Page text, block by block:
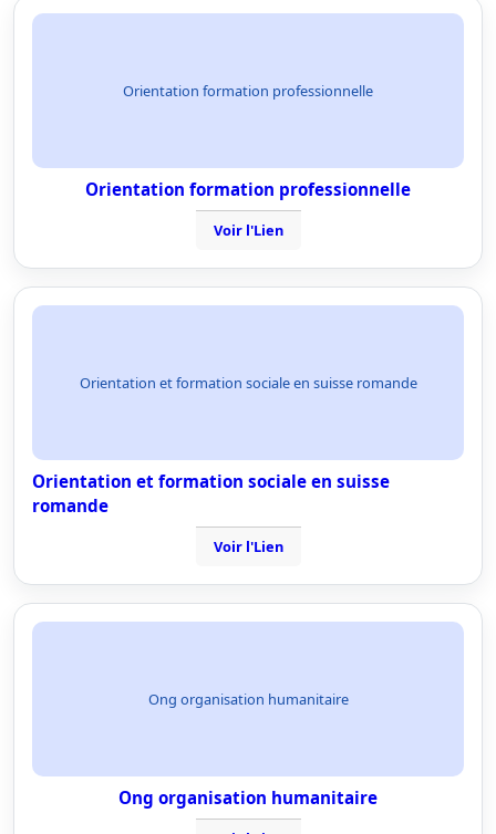
Orientation formation professionnelle
Orientation formation professionnelle
Voir l'Lien
Orientation et formation sociale en suisse romande
Orientation et formation sociale en suisse
romande
Voir l'Lien
Ong organisation humanitaire
Ong organisation humanitaire